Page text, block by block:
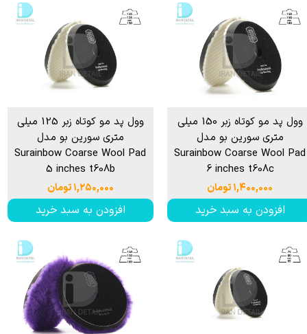
وول پد مو کوتاه زبر 150 میلی
متری سورین بو مدل
Surainbow Coarse Wool Pad
6 inches t608c
۱,۴۰۰,۰۰۰ تومان
افزودن به سبد خرید
وول پد مو کوتاه زبر 125 میلی
متری سورین بو مدل
Surainbow Coarse Wool Pad
5 inches t608b
۱,۲۵۰,۰۰۰ تومان
افزودن به سبد خرید